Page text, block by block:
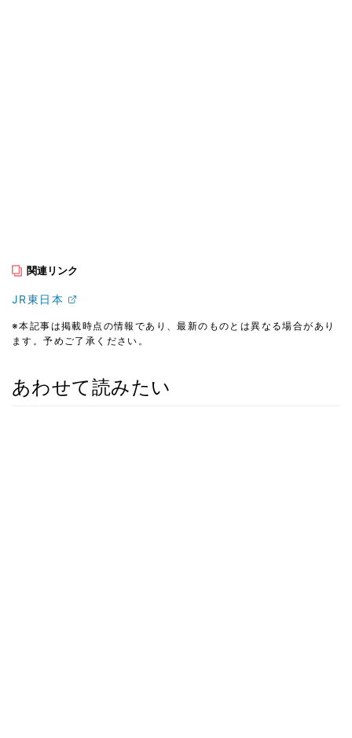
関連リンク
JR東日本
※本記事は掲載時点の情報であり、最新のものとは異なる場合があり
ます。予めご了承ください。
あわせて読みたい